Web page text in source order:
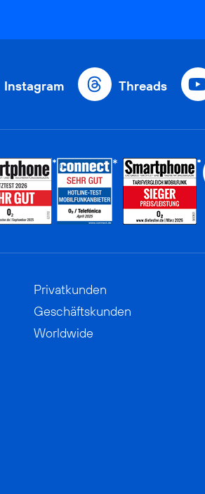
Instagram Threads
Privatkunden
Geschäftskunden
Worldwide